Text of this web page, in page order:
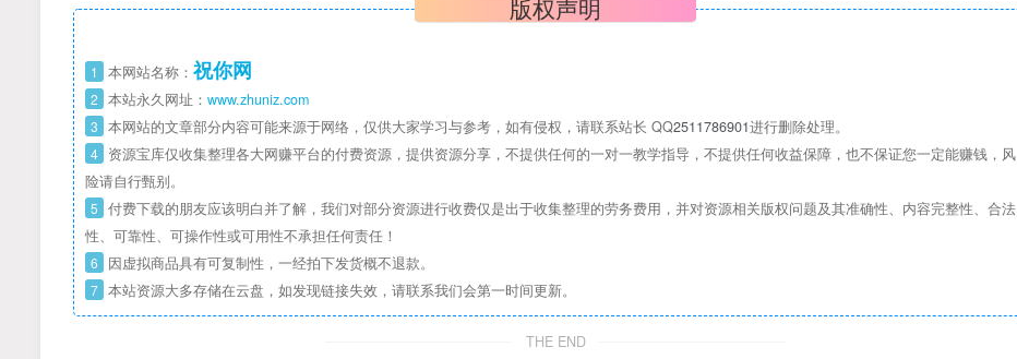
版权声明
1 本网站名称： 祝你网
2 本站永久网址： www.zhuniz.com
3 本网站的文章部分内容可能来源于网络，仅供大家学习与参考，如有侵权，请联系站长 QQ2511786901进行删除处理。
4 资源宝库仅收集整理各大网赚平台的付费资源，提供资源分享，不提供任何的一对一教学指导，不提供任何收益保障，也不保证您一定能赚钱，风
险请自行甄别。
5 付费下载的朋友应该明白并了解，我们对部分资源进行收费仅是出于收集整理的劳务费用，并对资源相关版权问题及其准确性、内容完整性、合法
性、可靠性、可操作性或可用性不承担任何责任！
6 因虚拟商品具有可复制性，一经拍下发货概不退款。
7 本站资源大多存储在云盘，如发现链接失效，请联系我们会第一时间更新。
THE END